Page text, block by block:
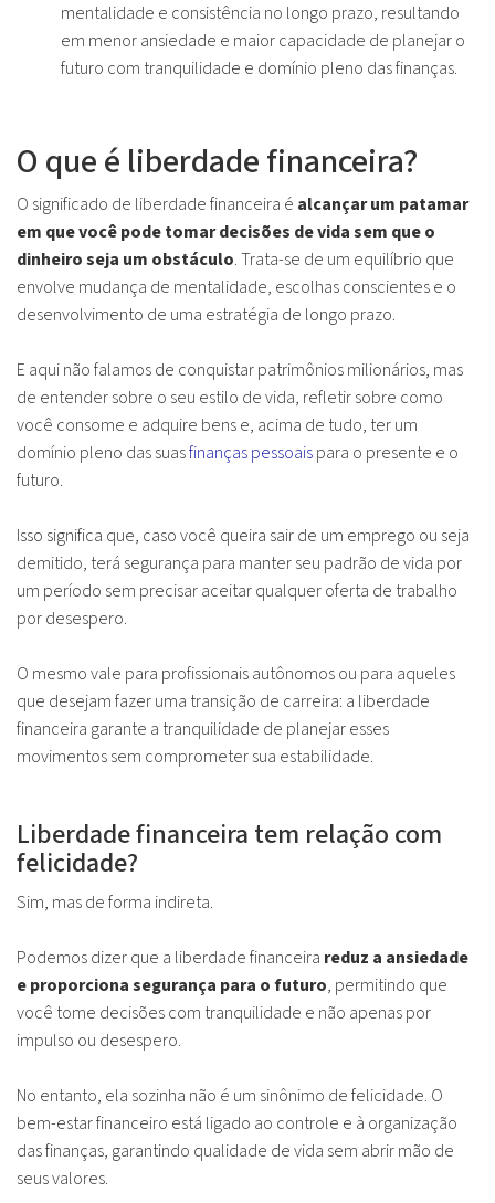
mentalidade e consistência no longo prazo, resultando
em menor ansiedade e maior capacidade de planejar o
futuro com tranquilidade e domínio pleno das finanças.
O que é liberdade financeira?
O significado de liberdade financeira é alcançar um patamar
em que você pode tomar decisões de vida sem que o
dinheiro seja um obstáculo. Trata-se de um equilíbrio que
envolve mudança de mentalidade, escolhas conscientes e o
desenvolvimento de uma estratégia de longo prazo.
E aqui não falamos de conquistar patrimônios milionários, mas
de entender sobre o seu estilo de vida, refletir sobre como
você consome e adquire bens e, acima de tudo, ter um
domínio pleno das suasfinanças pessoaispara o presente e o
futuro.
Isso significa que, caso você queira sair de um emprego ou seja
demitido, terá segurança para manter seu padrão de vida por
um período sem precisar aceitar qualquer oferta de trabalho
por desespero.
O mesmo vale para profissionais autônomos ou para aqueles
que desejam fazer uma transição de carreira: a liberdade
financeira garante a tranquilidade de planejar esses
movimentos sem comprometer sua estabilidade.
Liberdade financeira tem relação com
felicidade?
Sim, mas de forma indireta.
Podemos dizer que a liberdade financeira reduz a ansiedade
e proporciona segurança para o futuro, permitindo que
você tome decisões com tranquilidade e não apenas por
impulso ou desespero.
No entanto, ela sozinha não é um sinônimo de felicidade. O
bem-estar financeiro está ligado ao controle e à organização
das finanças, garantindo qualidade de vida sem abrir mão de
seus valores.